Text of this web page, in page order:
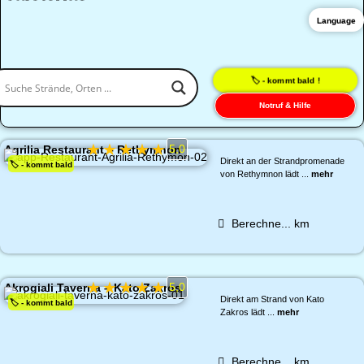
🏷️ - kommt bald !
Notruf & Hilfe
Agrilia Restaurant – Rethymnon
🏷️ - kommt bald
★★★★★ 5,0
Direkt an der Strandpromenade
von Rethymnon lädt ... mehr
Berechne... km
Akrogiali Taverna – Kato Zakros
🏷️ - kommt bald
★★★★★ 5,0
Direkt am Strand von Kato
Zakros lädt ... mehr
Language